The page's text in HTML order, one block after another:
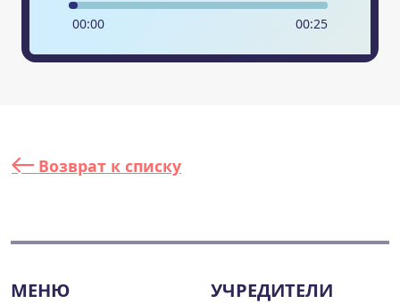
00:00 00:25
Возврат к списку
МЕНЮ УЧРЕДИТЕЛИ